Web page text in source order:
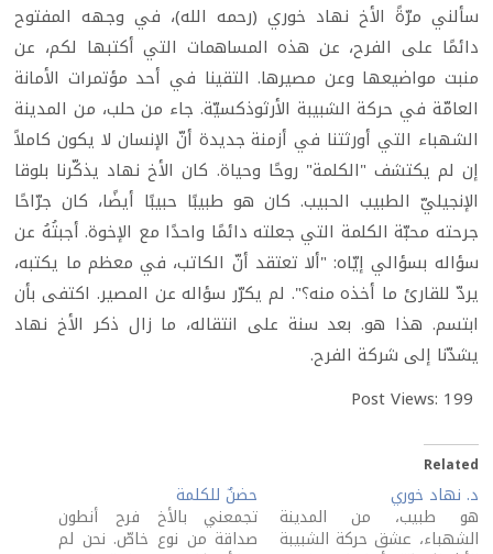
سألني مرّةً الأخ نهاد خوري (رحمه الله)، في وجهه المفتوح
دائمًا على الفرح، عن هذه المساهمات التي أكتبها لكم، عن
منبت مواضيعها وعن مصيرها. التقينا في أحد مؤتمرات الأمانة
العامّة في حركة الشبيبة الأرثوذكسيّة. جاء من حلب، من المدينة
الشهباء التي أورثتنا في أزمنة جديدة أنّ الإنسان لا يكون كاملاً
إن لم يكتشف "الكلمة" روحًا وحياة. كان الأخ نهاد يذكّرنا بلوقا
الإنجيليّ الطبيب الحبيب. كان هو طبيبًا حبيبًا أيضًا، كان جرّاحًا
جرحته محبّة الكلمة التي جعلته دائمًا واحدًا مع الإخوة. أجبتُهُ عن
سؤاله بسؤالي إيّاه: "ألا تعتقد أنّ الكاتب، في معظم ما يكتبه،
يردّ للقارئ ما أخذه منه؟". لم يكرّر سؤاله عن المصير. اكتفى بأن
ابتسم. هذا هو. بعد سنة على انتقاله، ما زال ذكر الأخ نهاد
يشدّنا إلى شركة الفرح.
Post Views: 199
Related
د. نهاد خوري
هو طبيب، من المدينة
الشهباء، عشق حركة الشبيبة
حضنٌ للكلمة
تجمعني بالأخ فرح أنطون
صداقة من نوع خاصّ. نحن لم